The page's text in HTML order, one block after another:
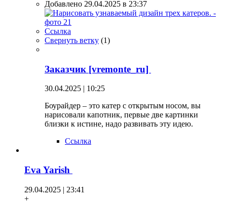
Добавлено 29.04.2025 в 23:37
Ссылка
Свернуть ветку (1)
Заказчик [vremonte_ru]
30.04.2025 | 10:25
Боурайдер – это катер с открытым носом, вы
нарисовали капотник, первые две картинки
близки к истине, надо развивать эту идею.
Ссылка
Eva Yarish
29.04.2025 | 23:41
+